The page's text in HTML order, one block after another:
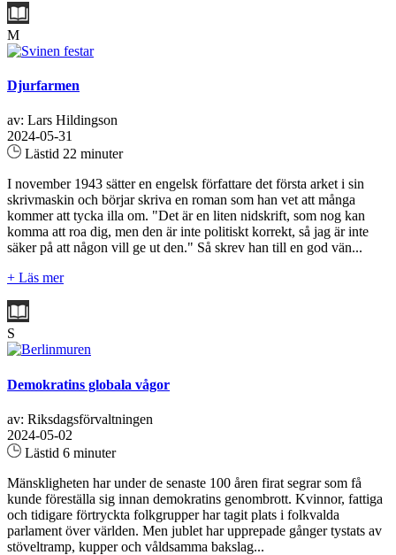
M
Djurfarmen
av: Lars Hildingson
2024-05-31
Lästid 22 minuter
I november 1943 sätter en engelsk författare det första arket i sin
skrivmaskin och börjar skriva en roman som han vet att många
kommer att tycka illa om. "Det är en liten nidskrift, som nog kan
komma att roa dig, men den är inte politiskt korrekt, så jag är inte
säker på att någon vill ge ut den." Så skrev han till en god vän...
+ Läs mer
S
Demokratins globala vågor
av: Riksdagsförvaltningen
2024-05-02
Lästid 6 minuter
Mänskligheten har under de senaste 100 åren firat segrar som få
kunde föreställa sig innan demokratins genombrott. Kvinnor, fattiga
och tidigare förtryckta folkgrupper har tagit plats i folkvalda
parlament över världen. Men jublet har upprepade gånger tystats av
stöveltramp, kupper och våldsamma bakslag...